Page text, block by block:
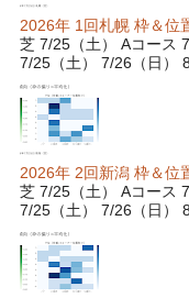
2026年 1回札幌 枠＆位
芝 7/25（土） Aコース
7/25（土） 7/26（日）
2026年 2回新潟 枠＆位
芝 7/25（土） Aコース
7/25（土） 7/26（日）